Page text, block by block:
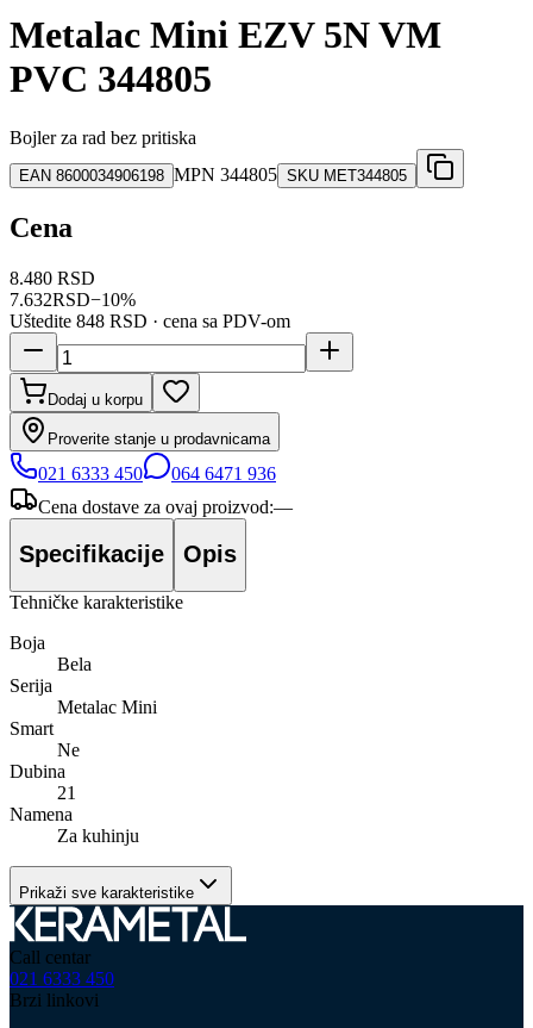
Metalac Mini EZV 5N VM
PVC 344805
Bojler za rad bez pritiska
EAN 8600034906198 MPN 344805 SKU MET344805
Cena
8.480 RSD
7.632RSD−10%
Uštedite 848 RSD · cena sa PDV-om
Dodaj u korpu
Proverite stanje u prodavnicama
021 6333 450
064 6471 936
Cena dostave za ovaj proizvod:—
Specifikacije Opis
Tehničke karakteristike
Boja
Bela
Serija
Metalac Mini
Smart
Ne
Dubina
21
Namena
Za kuhinju
Prikaži sve karakteristike
Call centar
021 6333 450
Brzi linkovi